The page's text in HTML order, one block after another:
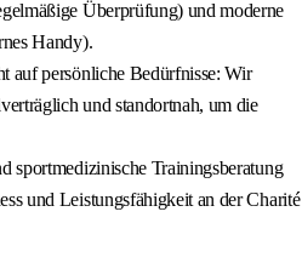
Überprüfung) und moderne
Handy).
auf persönliche Bedürfnisse: Wir
und standortnah, um die
sportmedizinische Trainingsberatung
und Leistungsfähigkeit an der Charité